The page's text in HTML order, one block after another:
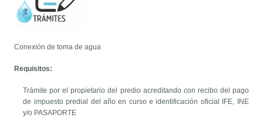
Conexión de toma de agua
Requisitos:
Trámite por el propietario del predio acreditando con recibo del pago
de impuesto predial del año en curso e identificación oficial IFE, INE
y/o PASAPORTE